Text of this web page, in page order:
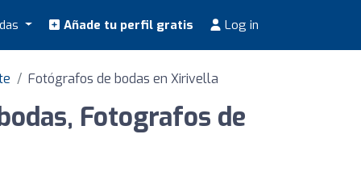
Añade tu perfil gratis Log in
Fotógrafos de bodas en Xirivella
Fotografos de